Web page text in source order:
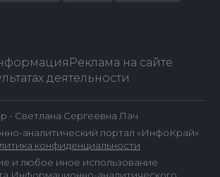
Реклама на сайте
деятельности
- Светлана Сергеевна Лач
аналитический портал «ИнфоКрай»
конфиденциальности
и любое иное использование